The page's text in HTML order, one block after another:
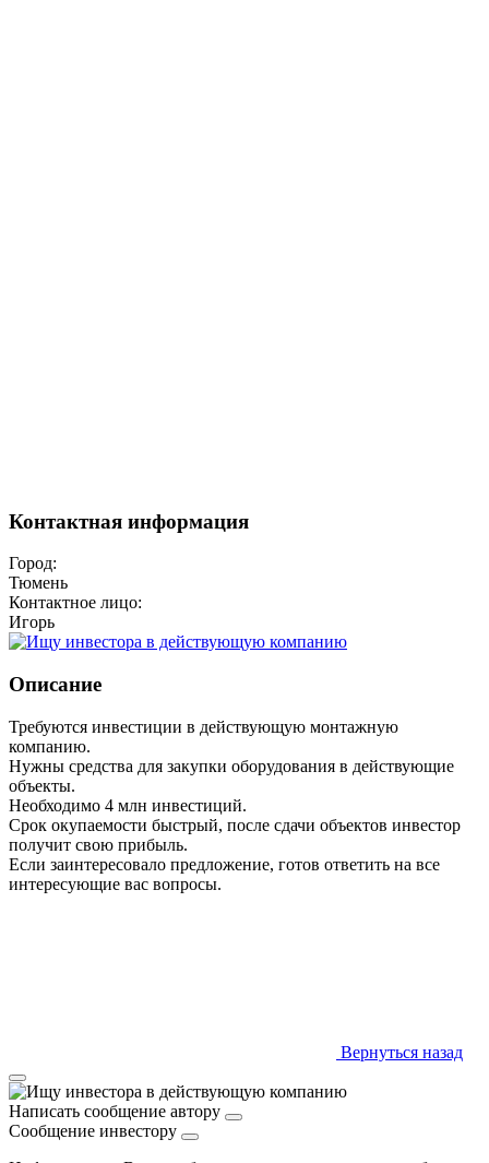
Контактная информация
Город:
Тюмень
Контактное лицо:
Игорь
Описание
Требуются инвестиции в действующую монтажную
компанию.
Нужны средства для закупки оборудования в действующие
объекты.
Необходимо 4 млн инвестиций.
Срок окупаемости быстрый, после сдачи объектов инвестор
получит свою прибыль.
Если заинтересовало предложение, готов ответить на все
интересующие вас вопросы.
Вернуться назад
Написать сообщение автору
Сообщение инвестору